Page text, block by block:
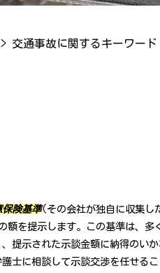
> 交通事故に関するキーワード
保険基準(その会社が独自に収集し
額を提示します。この基準は、多
提示された示談金額に納得のい
士に相談して示談交渉を任せる